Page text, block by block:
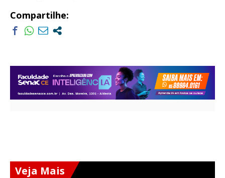
Compartilhe:
Veja Mais